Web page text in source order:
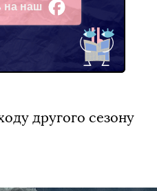
на наш
другого сезону